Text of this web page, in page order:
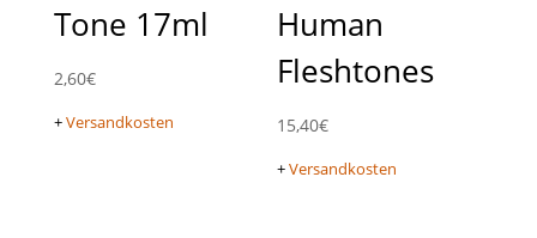
Tone 17ml
2,60€
+Versandkosten
Human
Fleshtones
15,40€
+Versandkosten